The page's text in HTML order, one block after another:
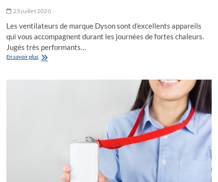
23 juillet 2020
Les ventilateurs de marque Dyson sont d’excellents appareils
qui vous accompagnent durant les journées de fortes chaleurs.
Jugés très performants…
En savoir plusComment
meilleur